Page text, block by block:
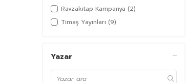
Yazarların Çok Satan Kitapları
Yasin Pişgin'in Çok Satan Kitapları
Grubu
Ravzakitap Kampanya (2)
Timaş Yayınları (9)
Yazar